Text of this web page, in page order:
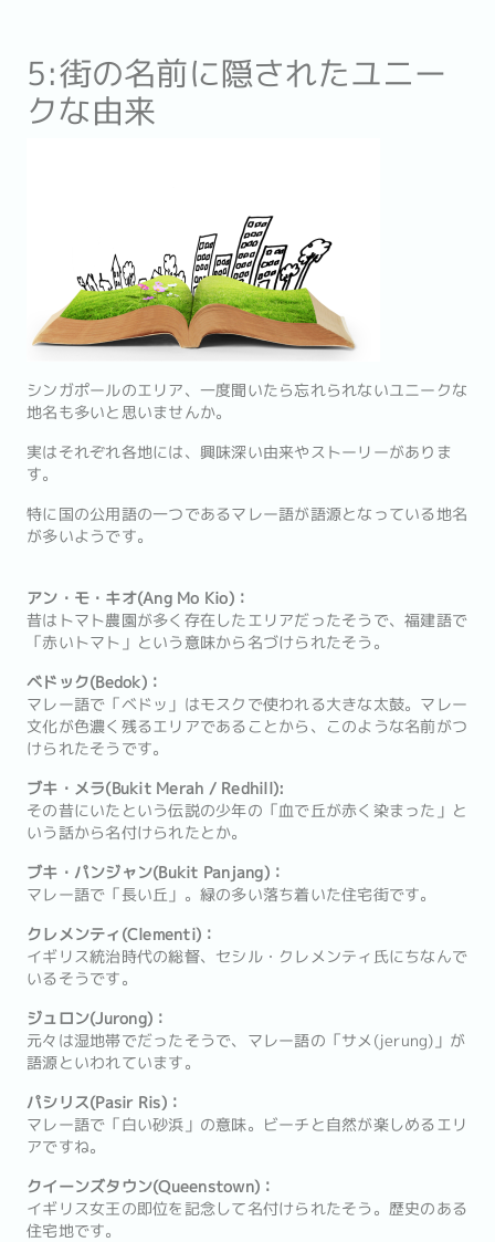
5:街の名前に隠されたユニー
クな由来
シンガポールのエリア、一度聞いたら忘れられないユニークな
地名も多いと思いませんか。
実はそれぞれ各地には、興味深い由来やストーリーがありま
す。
特に国の公用語の一つであるマレー語が語源となっている地名
が多いようです。
アン・モ・キオ(Ang Mo Kio)：
昔はトマト農園が多く存在したエリアだったそうで、福建語で
「赤いトマト」という意味から名づけられたそう。
ベドック(Bedok)：
マレー語で「ベドッ」はモスクで使われる大きな太鼓。マレー
文化が色濃く残るエリアであることから、このような名前がつ
けられたそうです。
ブキ・メラ(Bukit Merah / Redhill):
その昔にいたという伝説の少年の「血で丘が赤く染まった」と
いう話から名付けられたとか。
ブキ・パンジャン(Bukit Panjang)：
マレー語で「長い丘」。緑の多い落ち着いた住宅街です。
クレメンティ(Clementi)：
イギリス統治時代の総督、セシル・クレメンティ氏にちなんで
いるそうです。
ジュロン(Jurong)：
元々は湿地帯でだったそうで、マレー語の「サメ(jerung)」が
語源といわれています。
パシリス(Pasir Ris)：
マレー語で「白い砂浜」の意味。ビーチと自然が楽しめるエリ
アですね。
クイーンズタウン(Queenstown)：
イギリス女王の即位を記念して名付けられたそう。歴史のある
住宅地です。